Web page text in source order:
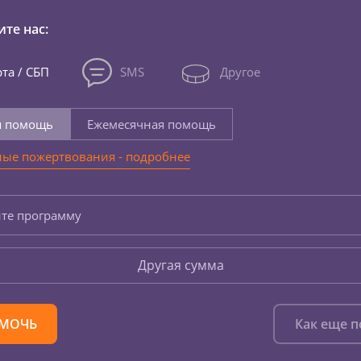
нас:
/ СБП SMS Другое
помощь
Ежемесячная помощь
пожертвования - подробнее
программу
Другая сумма
Как еще